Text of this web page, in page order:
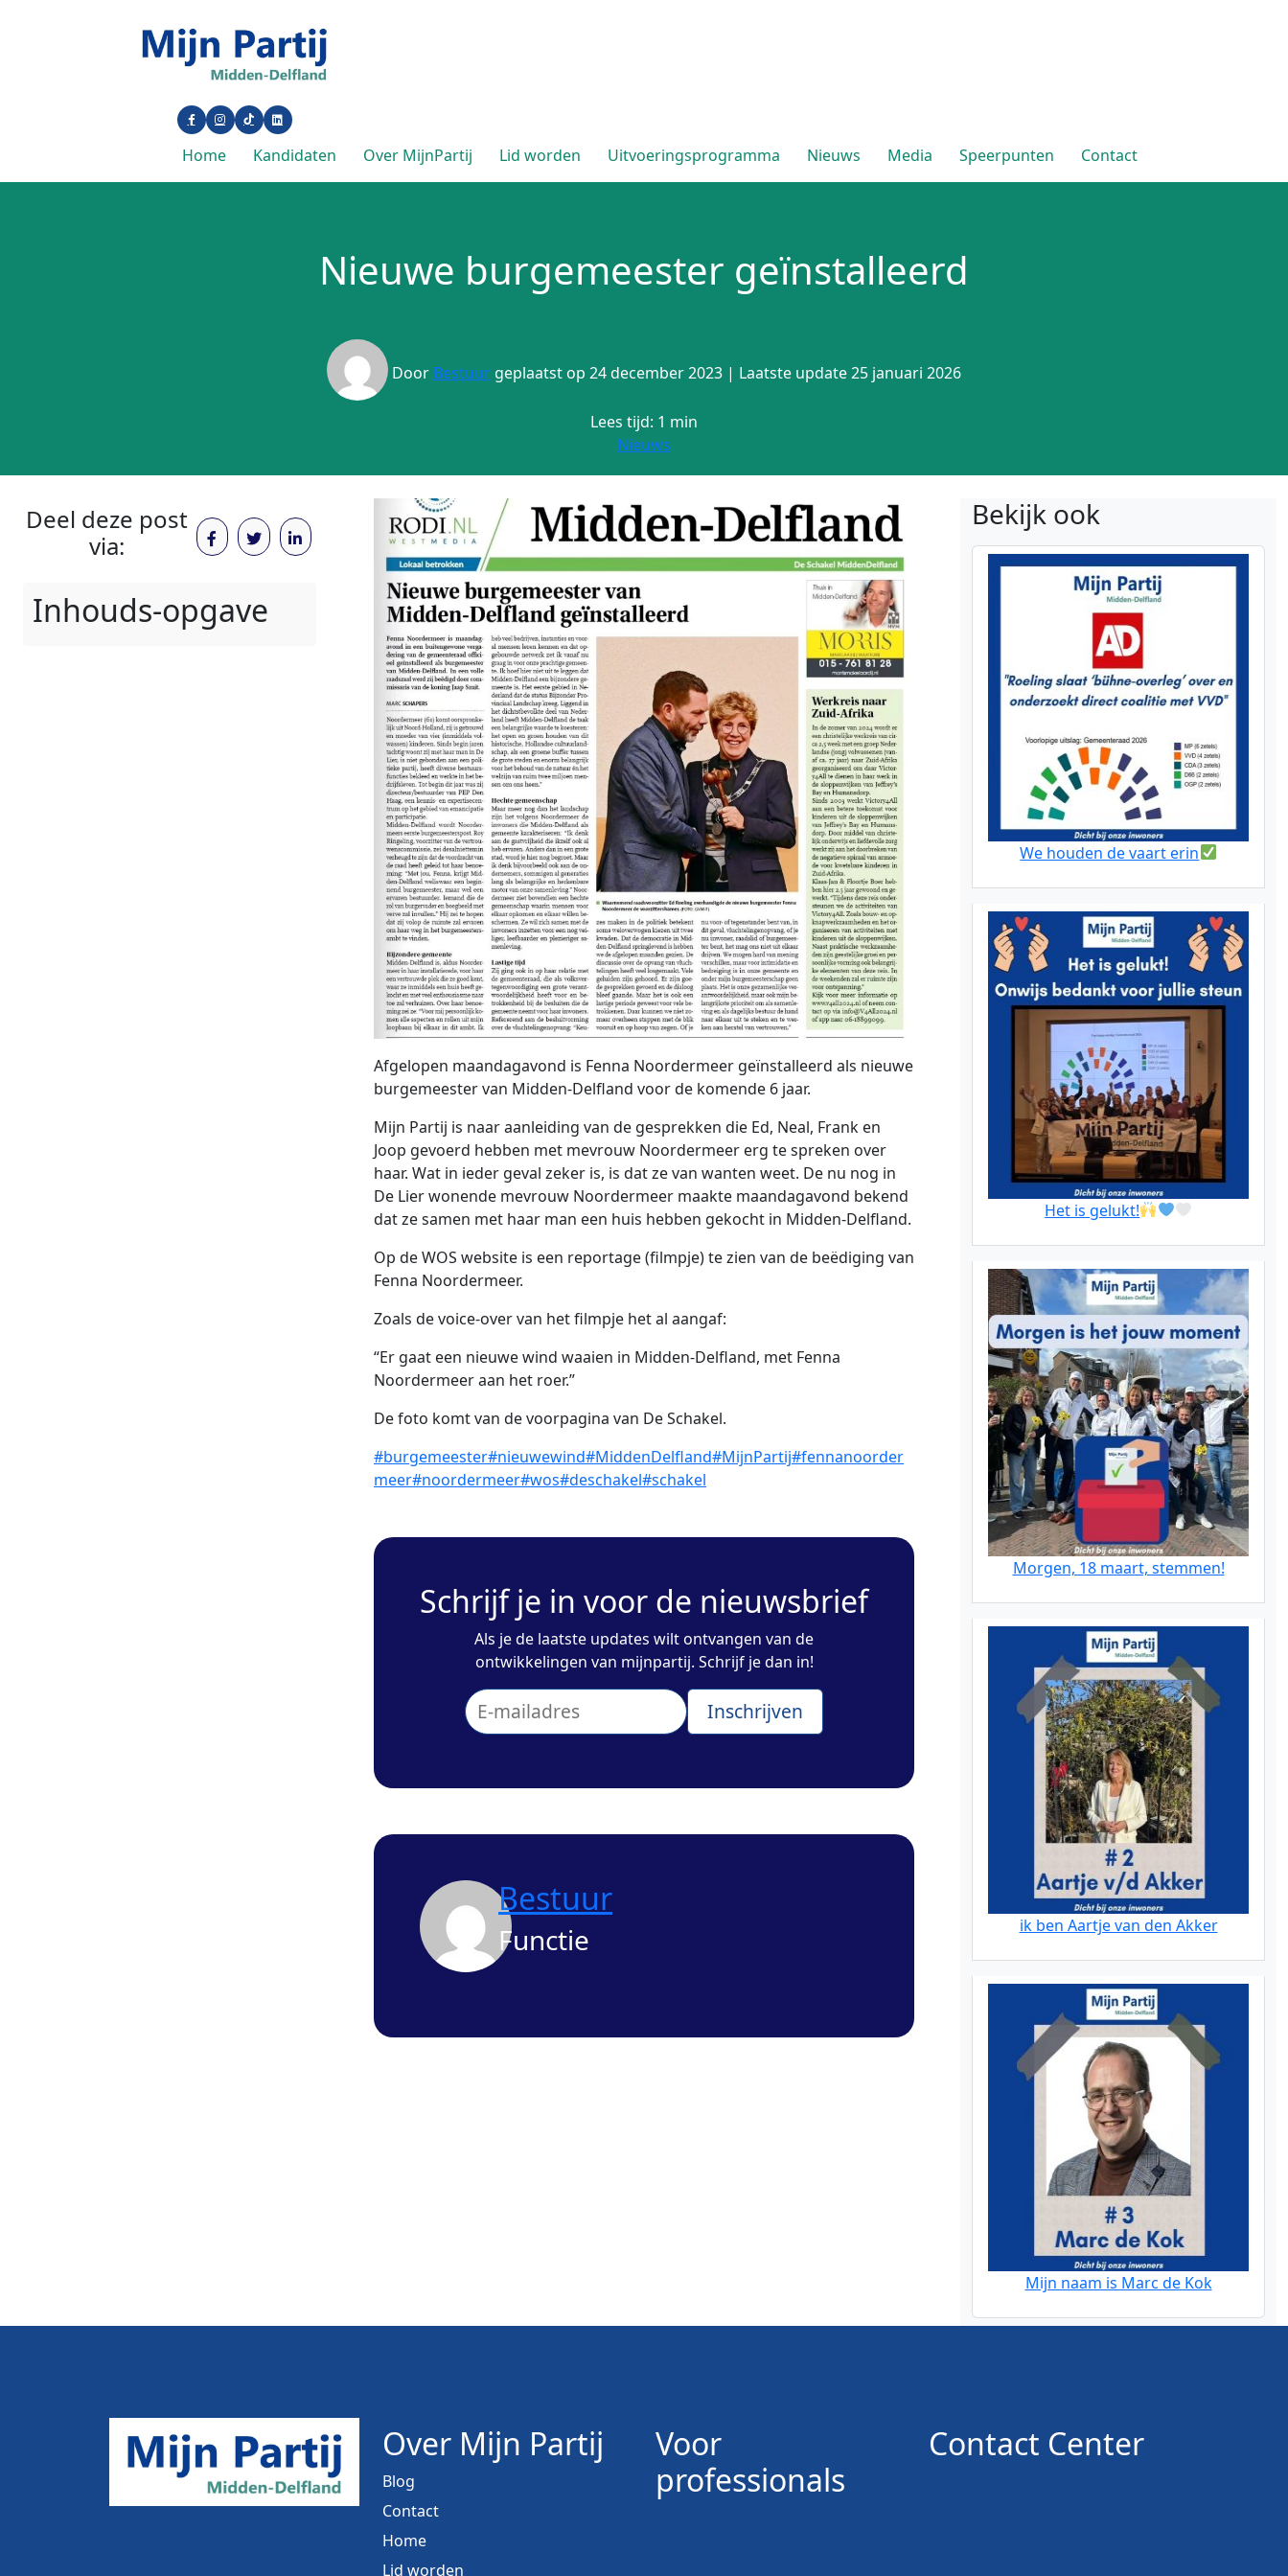
Home Kandidaten Over MijnPartij Lid worden Uitvoeringsprogramma Nieuws Media Speerpunten Contact
Nieuwe burgemeester geïnstalleerd
Door Bestuur geplaatst op 24 december 2023 | Laatste update 25 januari 2026
Lees tijd: 1 min
Nieuws
Deel deze post
via:
Inhouds-opgave
Afgelopen maandagavond is Fenna Noordermeer geïnstalleerd als nieuwe
burgemeester van Midden-Delfland voor de komende 6 jaar.
Mijn Partij is naar aanleiding van de gesprekken die Ed, Neal, Frank en
Joop gevoerd hebben met mevrouw Noordermeer erg te spreken over
haar. Wat in ieder geval zeker is, is dat ze van wanten weet. De nu nog in
De Lier wonende mevrouw Noordermeer maakte maandagavond bekend
dat ze samen met haar man een huis hebben gekocht in Midden-Delfland.
Op de WOS website is een reportage (filmpje) te zien van de beëdiging van
Fenna Noordermeer.
Zoals de voice-over van het filmpje het al aangaf:
“Er gaat een nieuwe wind waaien in Midden-Delfland, met Fenna
Noordermeer aan het roer.”
De foto komt van de voorpagina van De Schakel.
#burgemeester#nieuwewind#MiddenDelfland#MijnPartij#fennanoorder
meer#noordermeer#wos#deschakel#schakel
Schrijf je in voor de nieuwsbrief
Als je de laatste updates wilt ontvangen van de
ontwikkelingen van mijnpartij. Schrijf je dan in!
Bestuur
Functie
Bekijk ook
We houden de vaart erin
Het is gelukt!
Morgen, 18 maart, stemmen!
ik ben Aartje van den Akker
Mijn naam is Marc de Kok
Over Mijn Partij
Blog
Contact
Home
Lid worden
Voor
professionals
Contact Center